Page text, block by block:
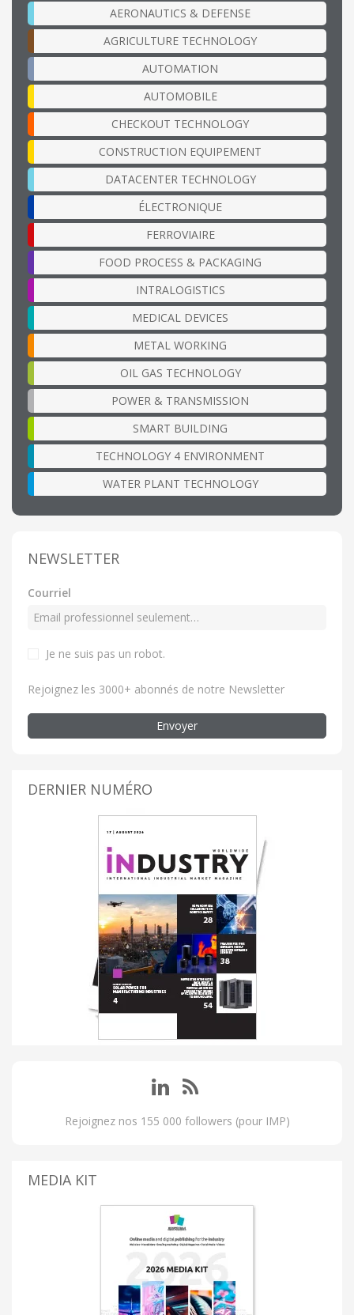
AERONAUTICS & DEFENSE
AGRICULTURE TECHNOLOGY
AUTOMATION
AUTOMOBILE
CHECKOUT TECHNOLOGY
CONSTRUCTION EQUIPEMENT
DATACENTER TECHNOLOGY
ÉLECTRONIQUE
FERROVIAIRE
FOOD PROCESS & PACKAGING
INTRALOGISTICS
MEDICAL DEVICES
METAL WORKING
OIL GAS TECHNOLOGY
POWER & TRANSMISSION
SMART BUILDING
TECHNOLOGY 4 ENVIRONMENT
WATER PLANT TECHNOLOGY
NEWSLETTER
Courriel
Je ne suis pas un robot.
Rejoignez les 3000+ abonnés de notre Newsletter
Envoyer
DERNIER NUMÉRO
Rejoignez nos 155 000 followers (pour IMP)
MEDIA KIT